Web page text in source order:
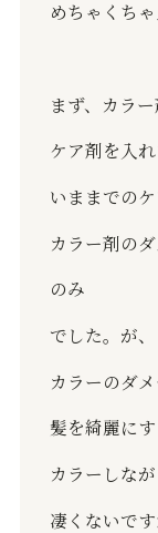
めちゃくちゃ
まず、カラ
ケア剤を入れ
いままでの
カラー剤の
のみ
でした。が
カラーのダ
髪を綺麗に
カラーしな
凄くないです